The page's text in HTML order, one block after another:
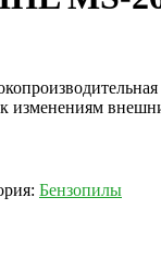
к изменениям
Бензопилы